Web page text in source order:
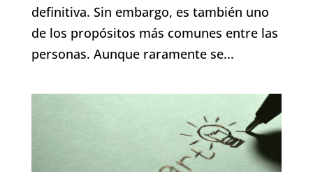
definitiva. Sin embargo, es también uno
de los propósitos más comunes entre las
personas. Aunque raramente se...